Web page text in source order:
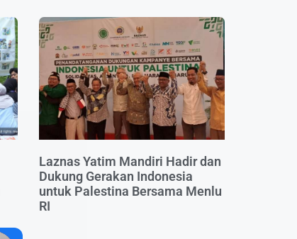
Laznas Yatim Mandiri Hadir dan
Dukung Gerakan Indonesia
untuk Palestina Bersama Menlu
RI